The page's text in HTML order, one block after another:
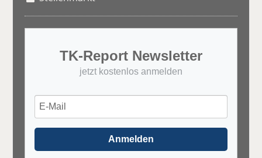
TK-Report Newsletter
jetzt kostenlos anmelden
Anmelden